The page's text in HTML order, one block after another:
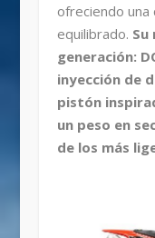
ofreciendo una
equilibrado.
generación:
inyección de
pistón
un peso en
de los más